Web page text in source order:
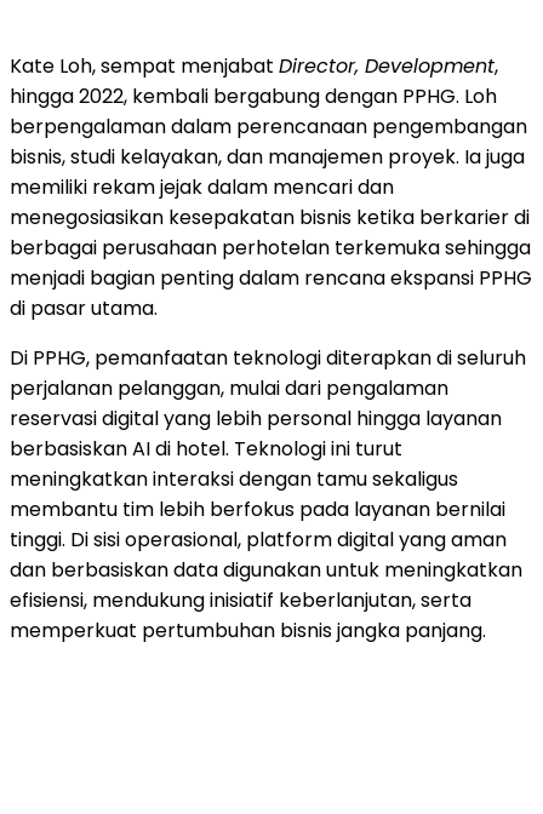
Kate Loh, sempat menjabat Director, Development,
hingga 2022, kembali bergabung dengan PPHG. Loh
berpengalaman dalam perencanaan pengembangan
bisnis, studi kelayakan, dan manajemen proyek. Ia juga
memiliki rekam jejak dalam mencari dan
menegosiasikan kesepakatan bisnis ketika berkarier di
berbagai perusahaan perhotelan terkemuka sehingga
menjadi bagian penting dalam rencana ekspansi PPHG
di pasar utama.
Di PPHG, pemanfaatan teknologi diterapkan di seluruh
perjalanan pelanggan, mulai dari pengalaman
reservasi digital yang lebih personal hingga layanan
berbasiskan AI di hotel. Teknologi ini turut
meningkatkan interaksi dengan tamu sekaligus
membantu tim lebih berfokus pada layanan bernilai
tinggi. Di sisi operasional, platform digital yang aman
dan berbasiskan data digunakan untuk meningkatkan
efisiensi, mendukung inisiatif keberlanjutan, serta
memperkuat pertumbuhan bisnis jangka panjang.